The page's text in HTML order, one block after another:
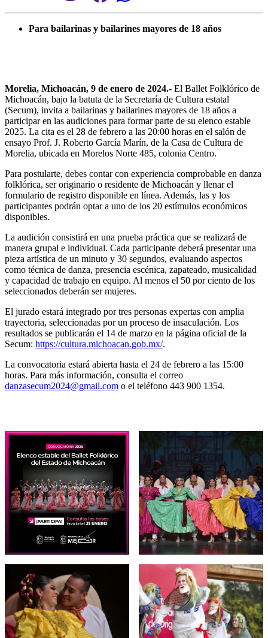
Para bailarinas y bailarines mayores de 18 años
Morelia, Michoacán, 9 de enero de 2024.- El Ballet Folklórico de
Michoacán, bajo la batuta de la Secretaría de Cultura estatal
(Secum), invita a bailarinas y bailarines mayores de 18 años a
participar en las audiciones para formar parte de su elenco estable
2025. La cita es el 28 de febrero a las 20:00 horas en el salón de
ensayo Prof. J. Roberto García Marín, de la Casa de Cultura de
Morelia, ubicada en Morelos Norte 485, colonia Centro.
Para postularte, debes contar con experiencia comprobable en danza
folklórica, ser originario o residente de Michoacán y llenar el
formulario de registro disponible en línea. Además, las y los
participantes podrán optar a uno de los 20 estímulos económicos
disponibles.
La audición consistirá en una prueba práctica que se realizará de
manera grupal e individual. Cada participante deberá presentar una
pieza artística de un minuto y 30 segundos, evaluando aspectos
como técnica de danza, presencia escénica, zapateado, musicalidad
y capacidad de trabajo en equipo. Al menos el 50 por ciento de los
seleccionados deberán ser mujeres.
El jurado estará integrado por tres personas expertas con amplia
trayectoria, seleccionadas por un proceso de insaculación. Los
resultados se publicarán el 14 de marzo en la página oficial de la
Secum: https://cultura.michoacan.gob.mx/.
La convocatoria estará abierta hasta el 24 de febrero a las 15:00
horas. Para más información, consulta el correo
danzasecum2024@gmail.com o el teléfono 443 900 1354.